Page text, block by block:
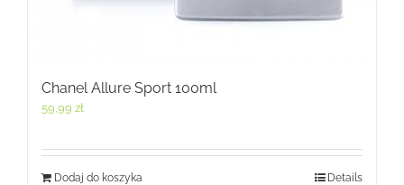
Chanel Allure Sport 100ml
59,99 zł
Dodaj do koszyka Details